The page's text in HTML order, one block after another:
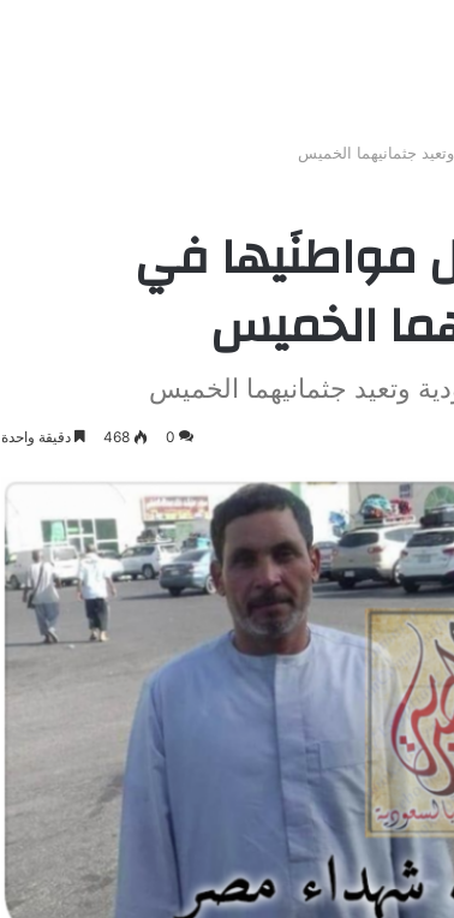
جثمانيهما الخميس
مواطنَيها في
الخميس
وتعيد جثمانيهما الخميس
0
468 دقيقة واحدة